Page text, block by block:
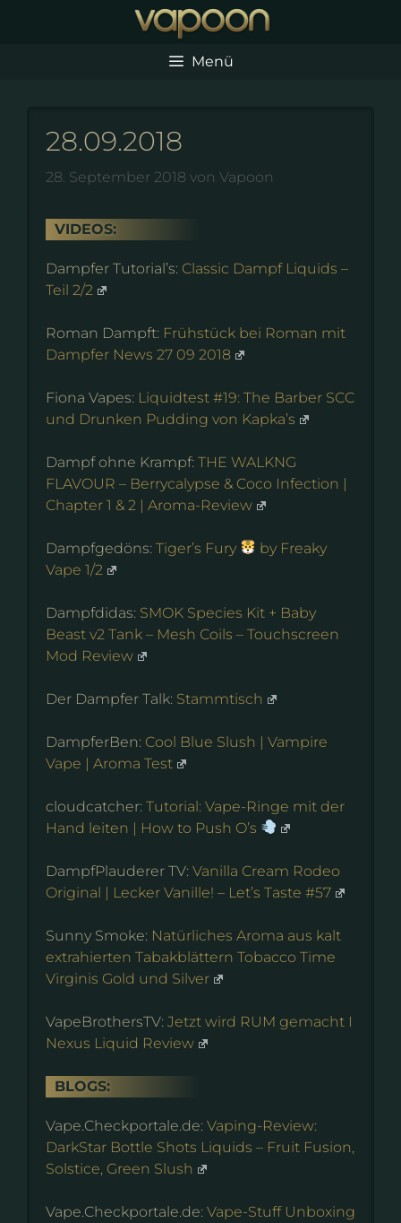
Menü
28.09.2018
28. September 2018 von Vapoon
VIDEOS:
Dampfer Tutorial’s: Classic Dampf Liquids –
Teil 2/2
Roman Dampft: Frühstück bei Roman mit
Dampfer News 27 09 2018
Fiona Vapes: Liquidtest #19: The Barber SCC
und Drunken Pudding von Kapka’s
Dampf ohne Krampf: THE WALKNG
FLAVOUR – Berrycalypse & Coco Infection |
Chapter 1 & 2 | Aroma-Review
Dampfgedöns: Tiger’s Fury
by Freaky
Vape 1/2
Dampfdidas: SMOK Species Kit + Baby
Beast v2 Tank – Mesh Coils – Touchscreen
Mod Review
Der Dampfer Talk: Stammtisch
DampferBen: Cool Blue Slush | Vampire
Vape | Aroma Test
cloudcatcher: Tutorial: Vape-Ringe mit der
Hand leiten | How to Push O’s
DampfPlauderer TV: Vanilla Cream Rodeo
Original | Lecker Vanille! – Let’s Taste #57
Sunny Smoke: Natürliches Aroma aus kalt
extrahierten Tabakblättern Tobacco Time
Virginis Gold und Silver
VapeBrothersTV: Jetzt wird RUM gemacht I
Nexus Liquid Review
BLOGS:
Vape.Checkportale.de: Vaping-Review:
DarkStar Bottle Shots Liquids – Fruit Fusion,
Solstice, Green Slush
Vape.Checkportale.de: Vape-Stuff Unboxing